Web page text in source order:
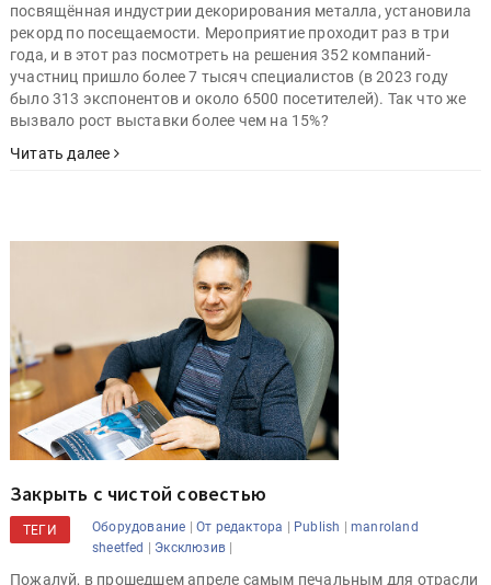
посвящённая индустрии декорирования металла, установила
рекорд по посещаемости. Мероприятие проходит раз в три
года, и в этот раз посмотреть на решения 352 компаний-
участниц пришло более 7 тысяч специалистов (в 2023 году
было 313 экспонентов и около 6500 посетителей). Так что же
вызвало рост выставки более чем на 15%?
Читать далее
Закрыть с чистой совестью
ТЕГИ Оборудование |От редактора | Publish |manroland
sheetfed | Эксклюзив |
Пожалуй, в прошедшем апреле самым печальным для отрасли